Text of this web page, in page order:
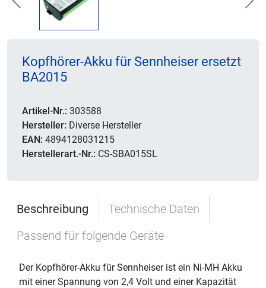
Previous
Kopfhörer-Akku für Sennheiser ersetzt
BA2015
Artikel-Nr.: 303588
Hersteller: Diverse Hersteller
EAN: 4894128031215
Herstellerart.-Nr.: CS-SBA015SL
Beschreibung
Technische Daten
Passend für folgende Geräte
Der Kopfhörer-Akku für Sennheiser ist ein Ni-MH Akku
mit einer Spannung von 2,4 Volt und einer Kapazität